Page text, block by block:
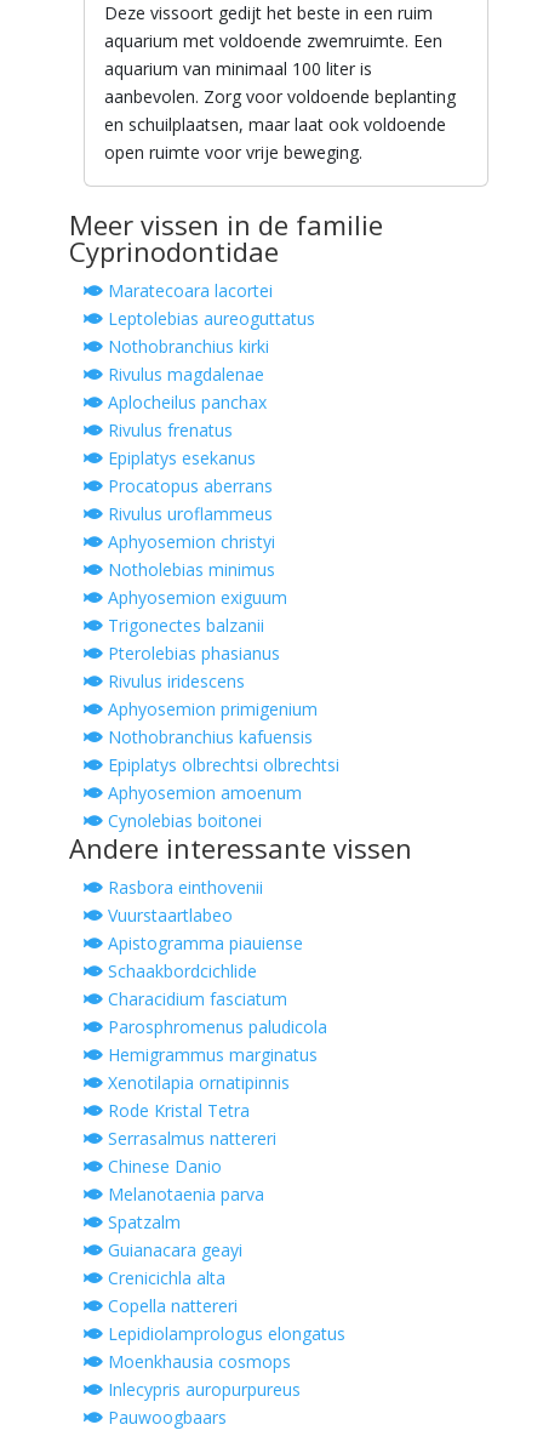
Deze vissoort gedijt het beste in een ruim
aquarium met voldoende zwemruimte. Een
aquarium van minimaal 100 liter is
aanbevolen. Zorg voor voldoende beplanting
en schuilplaatsen, maar laat ook voldoende
open ruimte voor vrije beweging.
Meer vissen in de familie
Cyprinodontidae
Maratecoara lacortei
Leptolebias aureoguttatus
Nothobranchius kirki
Rivulus magdalenae
Aplocheilus panchax
Rivulus frenatus
Epiplatys esekanus
Procatopus aberrans
Rivulus uroflammeus
Aphyosemion christyi
Notholebias minimus
Aphyosemion exiguum
Trigonectes balzanii
Pterolebias phasianus
Rivulus iridescens
Aphyosemion primigenium
Nothobranchius kafuensis
Epiplatys olbrechtsi olbrechtsi
Aphyosemion amoenum
Cynolebias boitonei
Andere interessante vissen
Rasbora einthovenii
Vuurstaartlabeo
Apistogramma piauiense
Schaakbordcichlide
Characidium fasciatum
Parosphromenus paludicola
Hemigrammus marginatus
Xenotilapia ornatipinnis
Rode Kristal Tetra
Serrasalmus nattereri
Chinese Danio
Melanotaenia parva
Spatzalm
Guianacara geayi
Crenicichla alta
Copella nattereri
Lepidiolamprologus elongatus
Moenkhausia cosmops
Inlecypris auropurpureus
Pauwoogbaars